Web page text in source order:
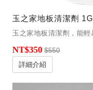
玉之家地板清潔劑 1G
NT$350 $550
詳細介紹